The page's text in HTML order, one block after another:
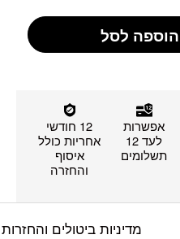
הוספה לסל
אפשרות
לעד 12
תשלומים
12 חודשי
אחריות כולל
איסוף
והחזרה
מדיניות ביטולים והחזרות